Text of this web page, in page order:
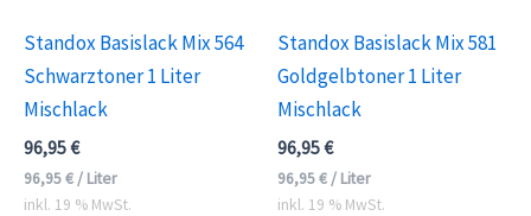
Standox Basislack Mix 564
Schwarztoner 1 Liter
Mischlack
96,95€
96,95€ / Liter
inkl. 19 % MwSt.
Standox Basislack Mix 581
Goldgelbtoner 1 Liter
Mischlack
96,95€
96,95€ / Liter
inkl. 19 % MwSt.